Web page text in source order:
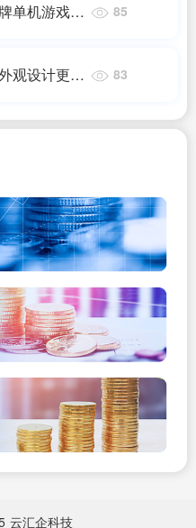
单机游戏：
85
观设计更加
83
云汇企科技